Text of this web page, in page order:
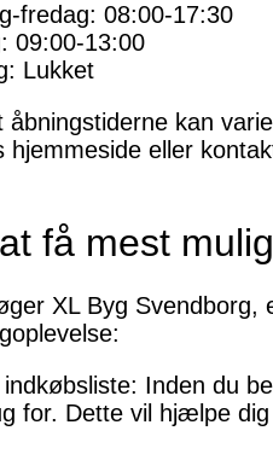
fredag: 08:00-17:30
09:00-13:00
Lukket
kan
hjemmeside eller
få mest
XL Byg
Inden du
for. Dette vil hjælpe